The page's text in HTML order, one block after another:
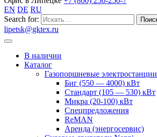
EN DE RU
Search for:
lipetsk@gktex.ru
В наличии
Каталог
Газопоршневые электростанции
Биг (550 — 4000) кВт
Стандарт (105 — 530) кВт
Микра (20-100) кВт
Спецпредложения
ReMAN
Аренда (энергосервис)